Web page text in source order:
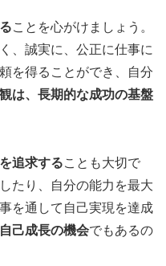
ことを心がけましょう。
、誠実に、公正に仕事に
を得ることができ、自分
は、長期的な成功の基盤
追求することも大切で
たり、自分の能力を最大
を通して自己実現を達成
己成長の機会でもあるの